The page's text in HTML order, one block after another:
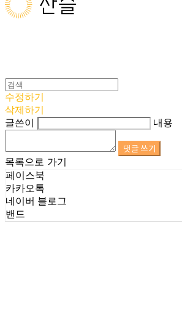
수정하기
삭제하기
글쓴이
내용
댓글 쓰기
목록으로 가기
페이스북
카카오톡
네이버 블로그
밴드